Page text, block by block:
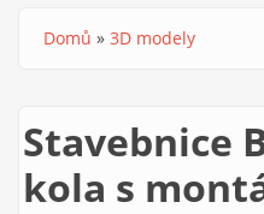
Jste zde
Domů » 3D modely
Stavebnice
kola s